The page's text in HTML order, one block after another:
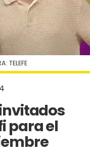
para el
TELEFE